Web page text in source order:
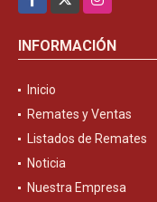
Facebook
X Instagram
Inicio
Remates y Ventas
Listados de Remates
Noticia